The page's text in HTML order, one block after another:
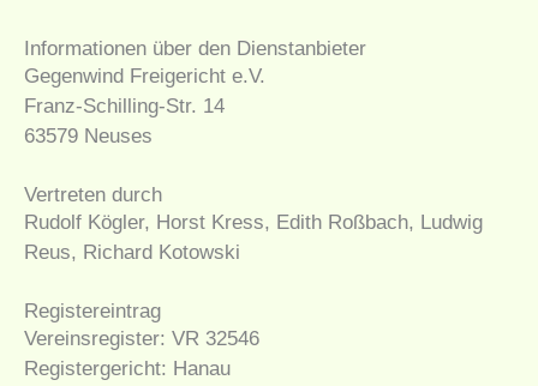
Informationen über den Dienstanbieter
Gegenwind Freigericht e.V.
Franz-Schilling-Str. 14
63579 Neuses
Vertreten durch
Rudolf Kögler, Horst Kress, Edith Roßbach, Ludwig
Reus, Richard Kotowski
Registereintrag
Vereinsregister: VR 32546
Registergericht: Hanau